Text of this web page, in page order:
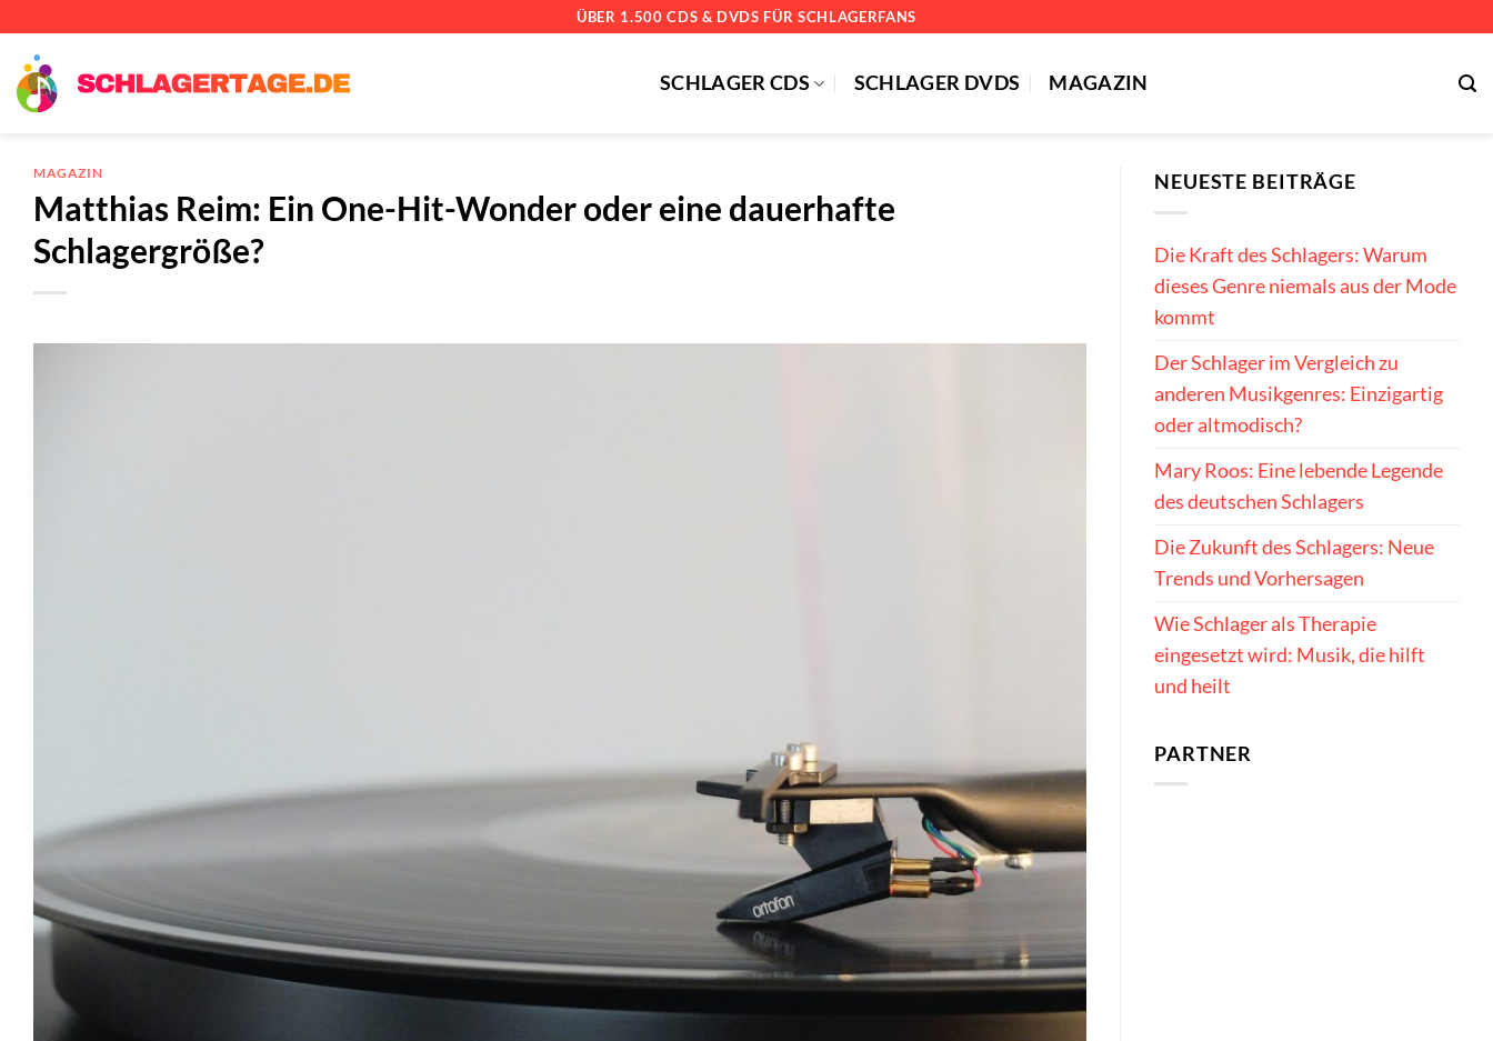
springen
ÜBER 1.500 CDS & DVDS FÜR SCHLAGERFANS
SCHLAGER CDS SCHLAGER DVDS MAGAZIN
MAGAZIN
Matthias Reim: Ein One-Hit-Wonder oder eine dauerhafte
Schlagergröße?
NEUESTE BEITRÄGE
Die Kraft des Schlagers: Warum
dieses Genre niemals aus der Mode
kommt
Der Schlager im Vergleich zu
anderen Musikgenres: Einzigartig
oder altmodisch?
Mary Roos: Eine lebende Legende
des deutschen Schlagers
Die Zukunft des Schlagers: Neue
Trends und Vorhersagen
Wie Schlager als Therapie
eingesetzt wird: Musik, die hilft
und heilt
PARTNER